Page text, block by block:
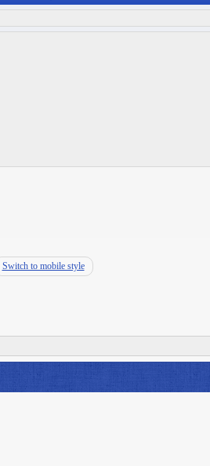
Switch to mobile style